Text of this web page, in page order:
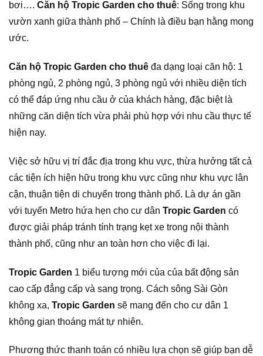
bơi…. Căn hộ Tropic Garden cho thuê: Sống trong khu
vườn xanh giữa thành phố – Chính là điều bạn hằng mong
ước.
Căn hộ Tropic Garden cho thuê đa dạng loại căn hộ: 1
phòng ngủ, 2 phòng ngủ, 3 phòng ngủ với nhiều diện tích
có thể đáp ứng nhu cầu ở của khách hàng, đặc biệt là
những căn diện tích vừa phải phù hợp với nhu cầu thực tế
hiện nay.
Việc sở hữu vị trí đắc địa trong khu vực, thừa hưởng tất cả
các tiện ích hiện hữu trong khu vực cũng như khu vực lân
cận, thuận tiện di chuyển trong thành phố. Là dự án gần
với tuyến Metro hứa hẹn cho cư dân Tropic Garden có
được giải pháp tránh tính trạng kẹt xe trong nội thành
thành phố, cũng như an toàn hơn cho việc đi lại.
Tropic Garden 1 biểu tượng mới của của bất động sản
cao cấp đẳng cấp và sang trọng. Cách sông Sài Gòn
không xa, Tropic Garden sẽ mang đến cho cư dân 1
không gian thoáng mát tự nhiên.
Phương thức thanh toán có nhiều lựa chọn sẽ giúp bạn dễ